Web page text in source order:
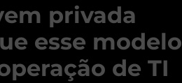
privada
esse modelo
de TI